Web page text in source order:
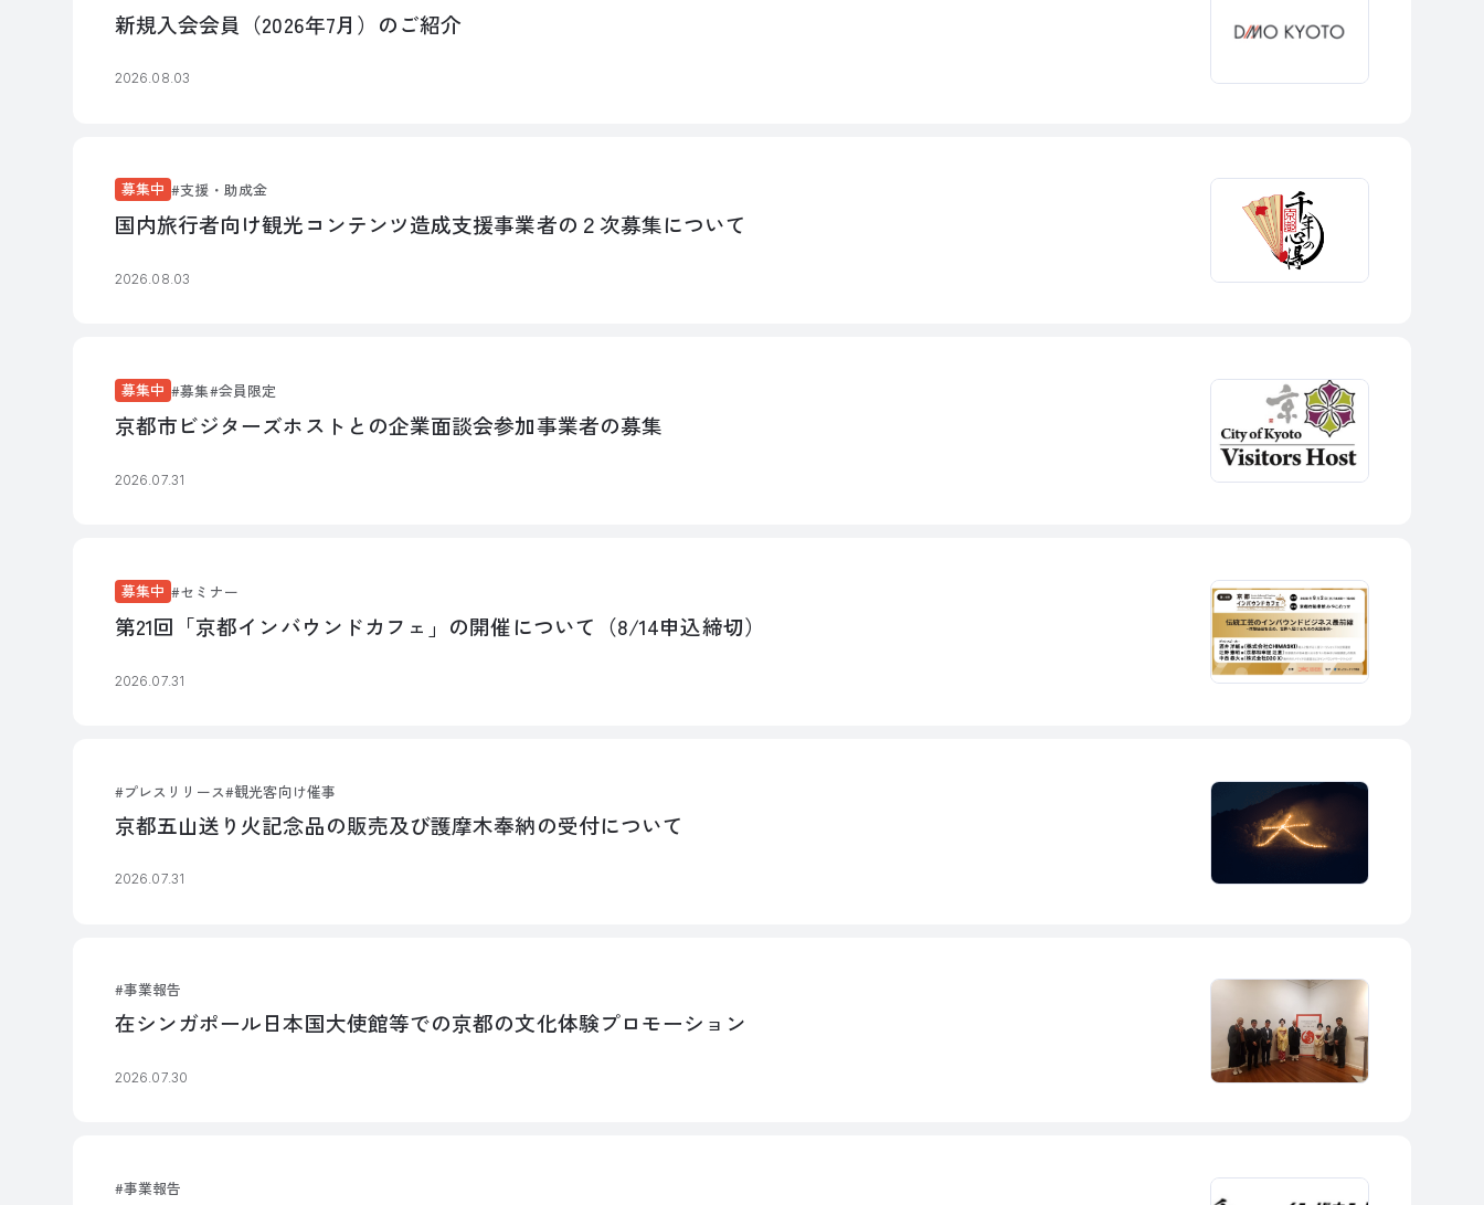
新規入会会員（2026年7月）のご紹介
2026.08.03
募集中 支援・助成金
国内旅行者向け観光コンテンツ造成支援事業者の２次募集について
2026.08.03
募集中 募集 会員限定
京都市ビジターズホストとの企業面談会参加事業者の募集
2026.07.31
募集中 セミナー
第21回「京都インバウンドカフェ」の開催について（8/14申込締切）
2026.07.31
プレスリリース 観光客向け催事
京都五山送り火記念品の販売及び護摩木奉納の受付について
2026.07.31
事業報告
在シンガポール日本国大使館等での京都の文化体験プロモーション
2026.07.30
事業報告